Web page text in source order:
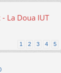
La Doua IUT
1 2 3 4 5